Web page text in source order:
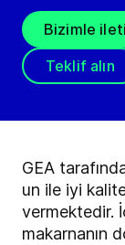
Bizimle
Teklif alın
GEA
un ile iyi
vermektedir.
makarnanın